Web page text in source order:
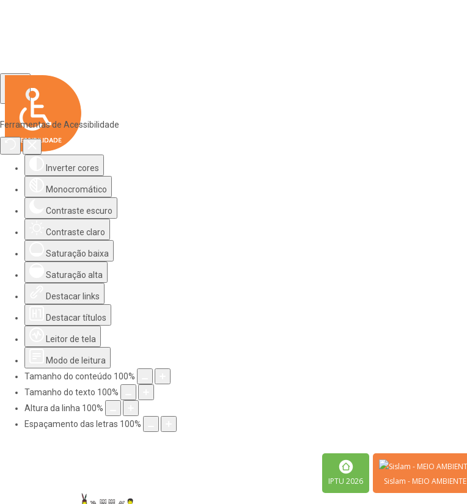
Ferramentas de Acessibilidade
Inverter cores
Monocromático
Contraste escuro
Contraste claro
Saturação baixa
Saturação alta
Destacar links
Destacar títulos
Leitor de tela
Modo de leitura
Tamanho do conteúdo 100%
Tamanho do texto 100%
Altura da linha 100%
Espaçamento das letras 100%
IPTU 2026 Sislam - MEIO AMBIENTE